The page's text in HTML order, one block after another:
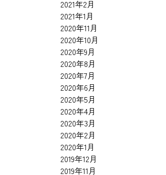
2021年2月
2021年1月
2020年11月
2020年10月
2020年9月
2020年8月
2020年7月
2020年6月
2020年5月
2020年4月
2020年3月
2020年2月
2020年1月
2019年12月
2019年11月